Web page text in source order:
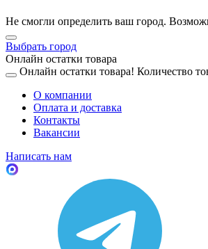
Не смогли определить ваш город.
Выбрать город
Онлайн остатки товара
Онлайн остатки товара! Количество
О компании
Оплата и доставка
Контакты
Вакансии
Написать нам